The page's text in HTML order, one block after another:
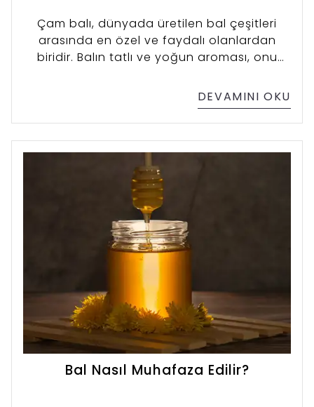
Çam balı, dünyada üretilen bal çeşitleri
arasında en özel ve faydalı olanlardan
biridir. Balın tatlı ve yoğun aroması, onu
özelliktir. Çam balı, çam ağaçlarının
salgılarından elde edilir, bu da ona farklı bir
tat ve besin değeri katmaktadır. Çam balı,
genellikle Akdeniz ikliminin hakim olduğu
kıyılarında üretilir.
DEVAMINI OKU
Bal Nasıl Muhafaza Edilir?